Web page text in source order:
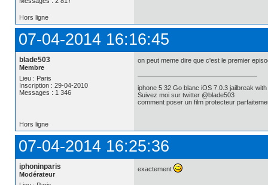
Hors ligne
07-04-2014 16:16:45
blade503
Membre
Lieu : Paris
Inscription : 29-04-2010
Messages : 1 346
on peut meme dire que c'est le premier
iphone 5 32 Go blanc iOS 7.0.3 jailbreak
Suivez moi sur twitter @blade503
comment poser un film protecteur
Hors ligne
07-04-2014 16:25:36
iphoninparis
Modérateur
exactement